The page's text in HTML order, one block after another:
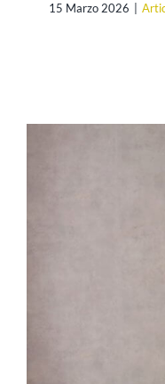
15 Marzo 2026